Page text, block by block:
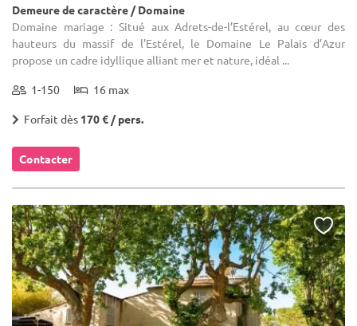
Demeure de caractère / Domaine
Domaine mariage : Situé aux Adrets-de-l’Estérel, au cœur des
hauteurs du massif de l’Estérel, le Domaine Le Palais d’Azur
propose un cadre idyllique alliant mer et nature, idéal ...
1-150 16 max
Forfait dès 170 € / pers.
Contacter